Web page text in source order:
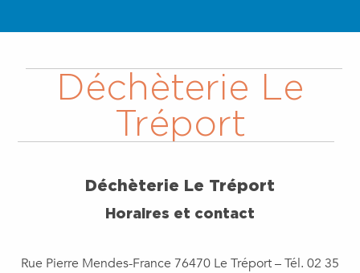
Déchèterie Le
Tréport
Déchèterie Le Tréport
Horaires et contact
Rue Pierre Mendes-France 76470 Le Tréport – Tél. 02 35